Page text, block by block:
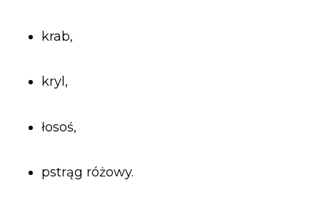
krab,
kryl,
łosoś,
pstrąg różowy.